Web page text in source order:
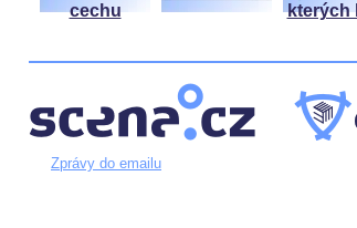
Zprávy do emailu